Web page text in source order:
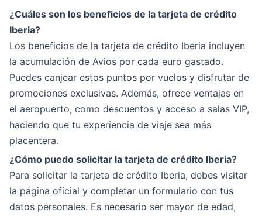
¿Cuáles son los beneficios de la tarjeta de crédito
Iberia?
Los beneficios de la tarjeta de crédito Iberia incluyen
la acumulación de Avios por cada euro gastado.
Puedes canjear estos puntos por vuelos y disfrutar de
promociones exclusivas. Además, ofrece ventajas en
el aeropuerto, como descuentos y acceso a salas VIP,
haciendo que tu experiencia de viaje sea más
placentera.
¿Cómo puedo solicitar la tarjeta de crédito Iberia?
Para solicitar la tarjeta de crédito Iberia, debes visitar
la página oficial y completar un formulario con tus
datos personales. Es necesario ser mayor de edad,